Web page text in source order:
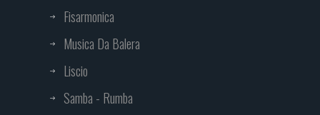
Fisarmonica
Musica Da Balera
Liscio
Samba - Rumba